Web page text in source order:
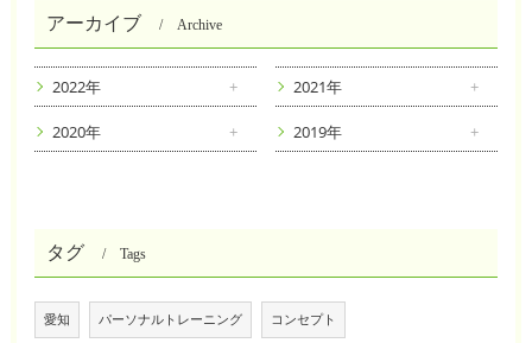
アーカイブ Archive
2022年 2021年
2020年 2019年
タグ Tags
愛知 パーソナルトレーニング コンセプト